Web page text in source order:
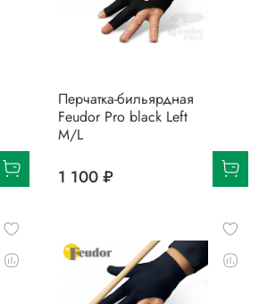
Перчатка-бильярдная
Feudor Pro black Left
M/L
1 100 ₽